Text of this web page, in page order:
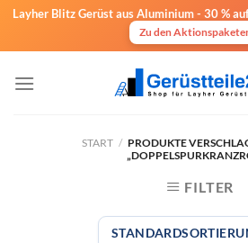
Layher Blitz Gerüst aus Aluminium - 30 %
Zu den
Inhalt
START / PRODUKTE
FILTER